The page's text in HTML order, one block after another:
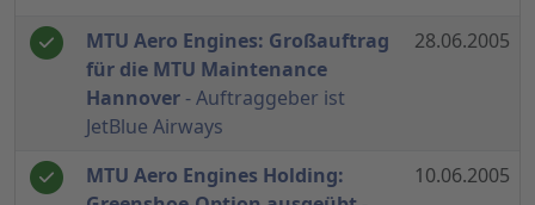
MTU Aero Engines: Großauftrag
für die MTU Maintenance
Hannover - Auftraggeber ist
JetBlue Airways
28.06.2005
MTU Aero Engines Holding:
10.06.2005